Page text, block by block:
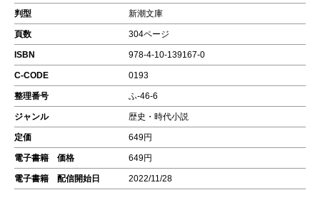
判型 新潮文庫
頁数 304ページ
ISBN 978-4-10-139167-0
C-CODE 0193
整理番号 ふ-46-6
ジャンル 歴史・時代小説
定価 649円
電子書籍 価格 649円
電子書籍 配信開始日 2022/11/28